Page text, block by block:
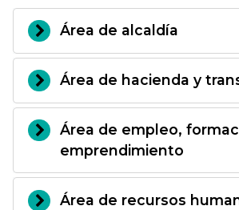
Área de alcaldía
Área de hacienda y
Área de empleo,
emprendimiento
Área de recursos